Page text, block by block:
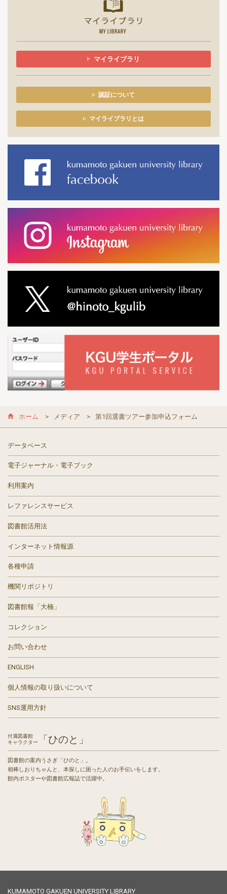
マイライブラリ
認証について
マイライブラリとは
ホーム メディア 第1回選書ツアー参加申込フォーム
データベース
電子ジャーナル・電子ブック
利用案内
レファレンスサービス
図書館活用法
インターネット情報源
各種申請
機関リポジトリ
図書館報「大楠」
コレクション
お問い合わせ
ENGLISH
個人情報の取り扱いについて
SNS運用方針
付属図書館
キャラクター
「ひのと」
図書館の案内うさぎ「ひのと」。
相棒しおりちゃんと、本探しに困った人のお手伝いをします。
館内ポスターや図書館広報誌で活躍中。
KUMAMOTO GAKUEN UNIVERSITY LIBRARY